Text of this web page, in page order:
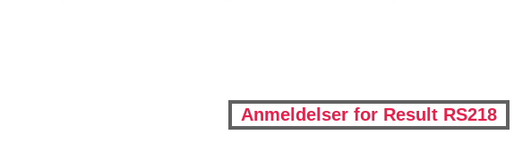
Anmeldelser for Result RS218